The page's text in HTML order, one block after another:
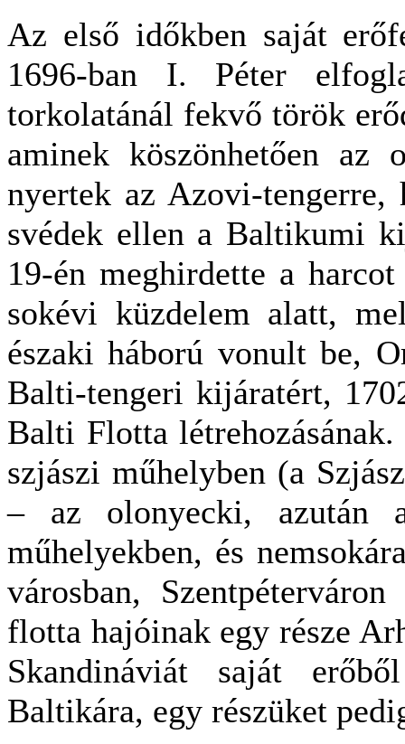
Az első időkben saját
1696-ban I. Péter
torkolatánál fekvő török
aminek köszönhetően az
nyertek az Azovi-
svédek ellen a Baltikumi
19-én meghirdette a
sokévi küzdelem alatt,
északi háború vonult be,
Balti-tengeri kijáratért,
Balti Flotta
szjászi műhelyben (a
– az olonyecki, azután
műhelyekben, és
városban,
flotta hajóinak egy része
Skandináviát saját
Baltikára, egy részüket